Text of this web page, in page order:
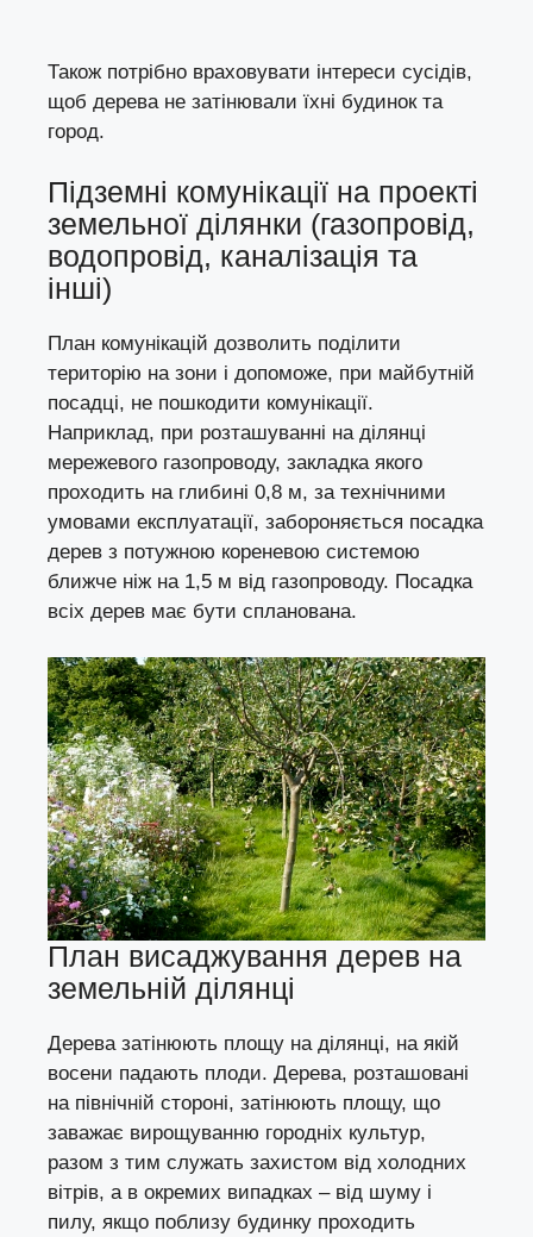
Також потрібно враховувати інтереси сусідів,
щоб дерева не затінювали їхні будинок та
город.
Підземні комунікації на проекті
земельної ділянки (газопровід,
водопровід, каналізація та
інші)
План комунікацій дозволить поділити
територію на зони і допоможе, при майбутній
посадці, не пошкодити комунікації.
Наприклад, при розташуванні на ділянці
мережевого газопроводу, закладка якого
проходить на глибині 0,8 м, за технічними
умовами експлуатації, забороняється посадка
дерев з потужною кореневою системою
ближче ніж на 1,5 м від газопроводу. Посадка
всіх дерев має бути спланована.
План висаджування дерев на
земельній ділянці
Дерева затінюють площу на ділянці, на якій
восени падають плоди. Дерева, розташовані
на північній стороні, затінюють площу, що
заважає вирощуванню городніх культур,
разом з тим служать захистом від холодних
вітрів, а в окремих випадках – від шуму і
пилу, якщо поблизу будинку проходить